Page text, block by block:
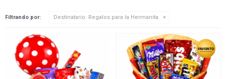
Filtrando por: Destinatario: Regalos para la Hermanita